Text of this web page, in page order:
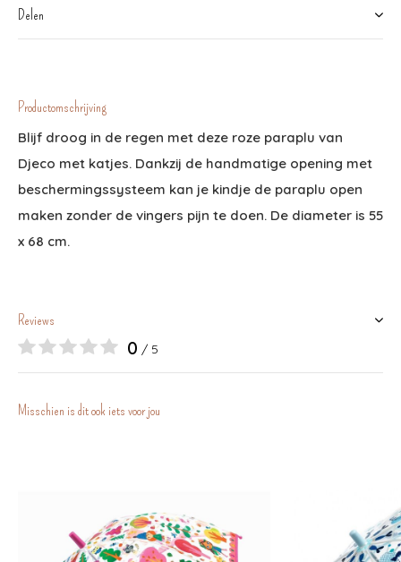
Delen
Productomschrijving
Blijf droog in de regen met deze roze paraplu van
Djeco met katjes. Dankzij de handmatige opening met
beschermingssysteem kan je kindje de paraplu open
maken zonder de vingers pijn te doen. De diameter is 55
x 68 cm.
Reviews
0 / 5
Misschien is dit ook iets voor jou